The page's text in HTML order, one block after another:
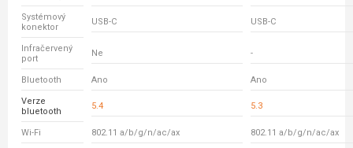
Systémový
konektor
USB-C USB-C
Infračervený
port
Ne -
Bluetooth Ano Ano
Verze
bluetooth
5.4 5.3
Wi-Fi 802.11 a/b/g/n/ac/ax 802.11 a/b/g/n/ac/ax